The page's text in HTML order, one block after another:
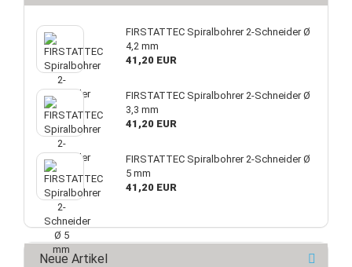
FIRSTATTEC Spiralbohrer 2-Schneider Ø
4,2 mm
41,20 EUR
FIRSTATTEC Spiralbohrer 2-Schneider Ø
3,3 mm
41,20 EUR
FIRSTATTEC Spiralbohrer 2-Schneider Ø
5 mm
41,20 EUR
Neue Artikel